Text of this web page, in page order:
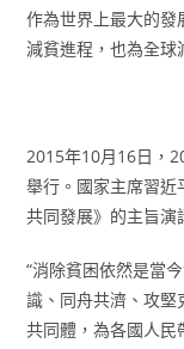
作為世界上最大的
減貧進程，也為全球
2015年10月16日，
舉行。國家主席習
共同發展》的主旨
“消除貧困依然是當
識、同舟共濟、攻堅
共同體，為各國人民